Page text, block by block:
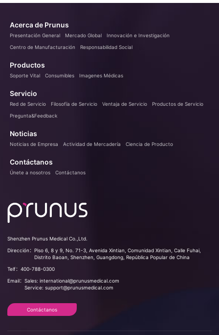
Acerca de Prunus
Presentación General Mercado Global
Innovación e Investigación
Centro de Manufacturación
Responsabilidad Social
Productos
Soporte Vital Consumibles Imagenes Médicas
Servicio
Red de Servicio Filosofía de Servicio Ventaja de Servicio
Productos de Servicio
Pregunta&Feedback
Noticias
Noticias de Empresa Actividad de Mercadería Ciencia de Producto
Contáctanos
Únete a nosotros Contáctanos
Shenzhen Prunus Medical Co.,Ltd.
Dirección： Piso 6, 8 y 9, No. 71-3, Avenida Xintian, Comunidad Xintian, Calle Fuhai,
Distrito Baoan, Shenzhen, Guangdong, República Popular de China
Telf： 400-788-0300
Email： Sales: international@prunusmedical.com
Service: support@prunusmedical.com
Contáctanos